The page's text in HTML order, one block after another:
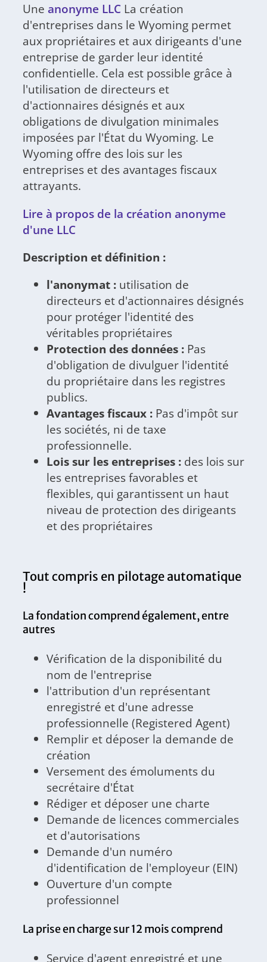
Une anonyme LLC La création
d'entreprises dans le Wyoming permet
aux propriétaires et aux dirigeants d'une
entreprise de garder leur identité
confidentielle. Cela est possible grâce à
l'utilisation de directeurs et
d'actionnaires désignés et aux
obligations de divulgation minimales
imposées par l'État du Wyoming. Le
Wyoming offre des lois sur les
entreprises et des avantages fiscaux
attrayants.
Lire à propos de la création anonyme
d'une LLC
Description et définition :
l'anonymat : utilisation de
directeurs et d'actionnaires désignés
pour protéger l'identité des
véritables propriétaires
Protection des données : Pas
d'obligation de divulguer l'identité
du propriétaire dans les registres
publics.
Avantages fiscaux : Pas d'impôt sur
les sociétés, ni de taxe
professionnelle.
Lois sur les entreprises : des lois sur
les entreprises favorables et
flexibles, qui garantissent un haut
niveau de protection des dirigeants
et des propriétaires
Tout compris en pilotage automatique
!
La fondation comprend également, entre
autres
Vérification de la disponibilité du
nom de l'entreprise
l'attribution d'un représentant
enregistré et d'une adresse
professionnelle (Registered Agent)
Remplir et déposer la demande de
création
Versement des émoluments du
secrétaire d'État
Rédiger et déposer une charte
Demande de licences commerciales
et d'autorisations
Demande d'un numéro
d'identification de l'employeur (EIN)
Ouverture d'un compte
professionnel
La prise en charge sur 12 mois comprend
Service d'agent enregistré et une